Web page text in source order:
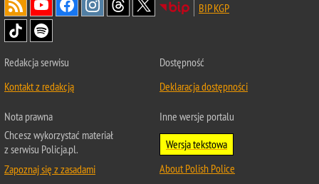
BIP KGP
Redakcja serwisu
Kontakt z redakcją
Dostępność
Deklaracja dostępności
Nota prawna
Chcesz wykorzystać materiał
z serwisu Policja.pl.
Zapoznaj się z zasadami
Inne wersje portalu
Wersja tekstowa
About Polish Police